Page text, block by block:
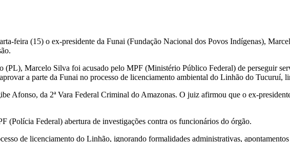
feira (15) o ex-presidente da Funai (Fundação Nacional dos Povos Indígenas),
Marcelo Silva foi acusado pelo MPF (Ministério Público Federal) de perseguir
a parte da Funai no processo de licenciamento ambiental do Linhão do Tucuruí,
Afonso, da 2ª Vara Federal Criminal do Amazonas. O juiz afirmou que o ex-
(Polícia Federal) abertura de investigações contra os funcionários do órgão.
de licenciamento do Linhão, ignorando formalidades administrativas,